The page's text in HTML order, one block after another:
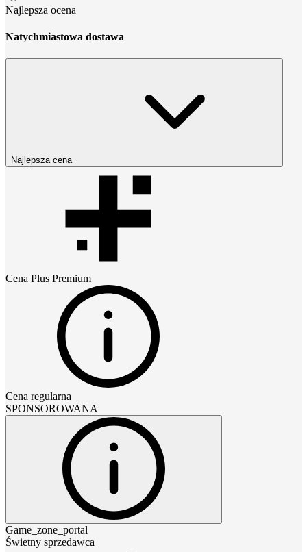
Najlepsza ocena
Natychmiastowa dostawa
Najlepsza cena
Cena Plus Premium
Cena regularna
SPONSOROWANA
Game_zone_portal
Świetny sprzedawca